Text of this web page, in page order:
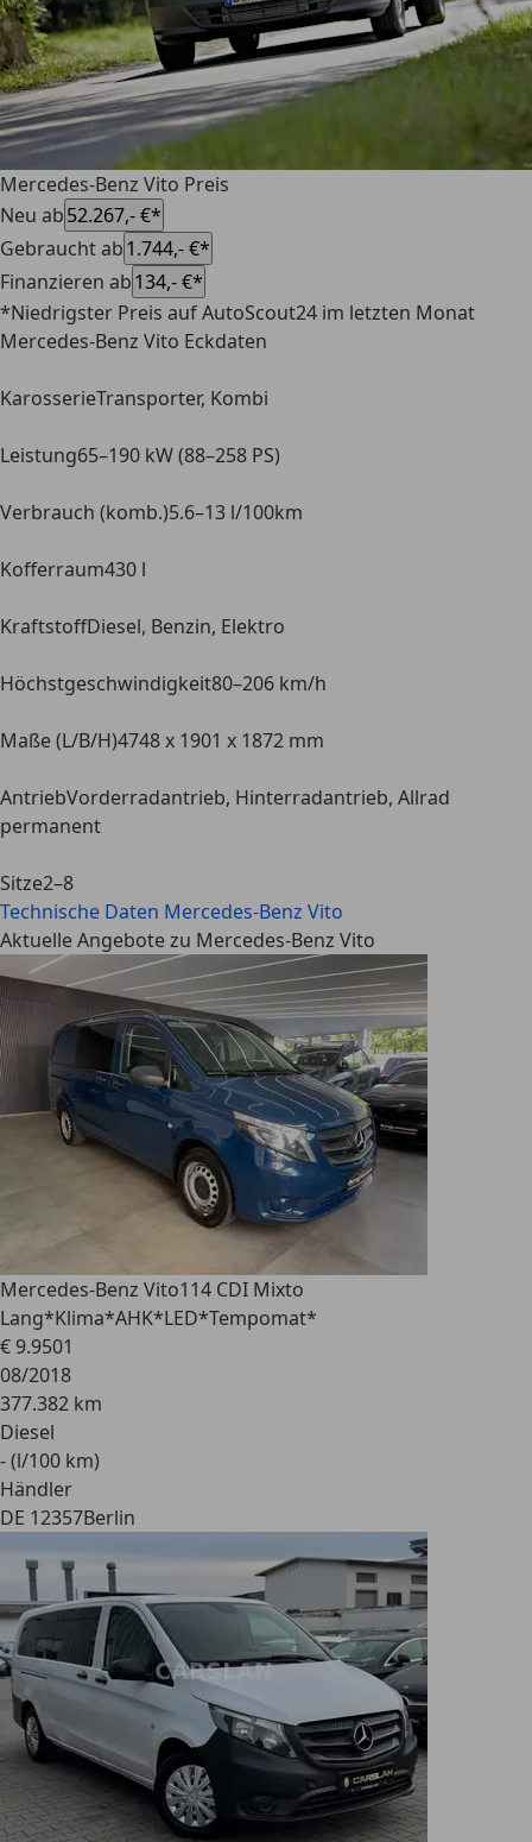
Mercedes-Benz Vito Preis
Neu ab52.267,- €*
Gebraucht ab1.744,- €*
Finanzieren ab134,- €*
*Niedrigster Preis auf AutoScout24 im letzten Monat
Mercedes-Benz Vito Eckdaten
KarosserieTransporter, Kombi
Leistung65–190 kW (88–258 PS)
Verbrauch (komb.)5.6–13 l/100km
Kofferraum430 l
KraftstoffDiesel, Benzin, Elektro
Höchstgeschwindigkeit80–206 km/h
Maße (L/B/H)4748 x 1901 x 1872 mm
AntriebVorderradantrieb, Hinterradantrieb, Allrad
permanent
Sitze2–8
Technische Daten Mercedes-Benz Vito
Aktuelle Angebote zu Mercedes-Benz Vito
Mercedes-Benz Vito114 CDI Mixto
Lang*Klima*AHK*LED*Tempomat*
€ 9.9501
08/2018
377.382 km
Diesel
- (l/100 km)
Händler
DE 12357Berlin